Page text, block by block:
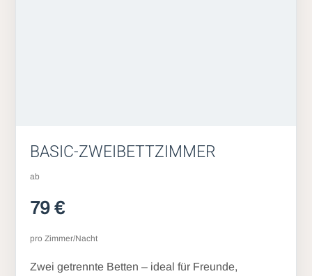
BASIC-ZWEIBETTZIMMER
ab
79 €
pro Zimmer/Nacht
Zwei getrennte Betten – ideal für Freunde,